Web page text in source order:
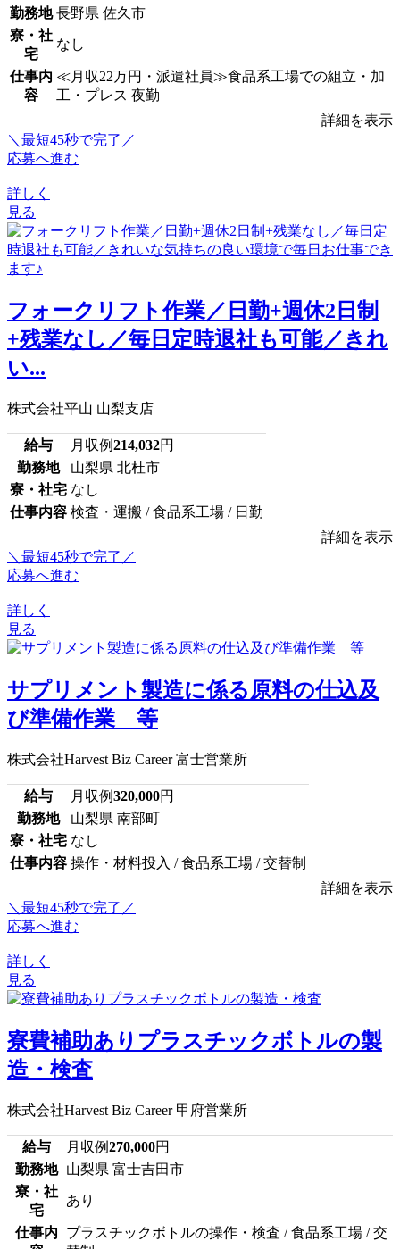
勤務地 長野県 佐久市
寮・社
宅
なし
仕事内
容
≪月収22万円・派遣社員≫食品系工場での組立・加
工・プレス 夜勤
詳細を表示
＼最短45秒で完了／
応募へ進む
詳しく
見る
フォークリフト作業／日勤+週休2日制
+残業なし／毎日定時退社も可能／きれ
い...
株式会社平山 山梨支店
給与 月収例214,032円
勤務地
山梨県 北杜市
寮・社宅 なし
仕事内容 検査・運搬 / 食品系工場 / 日勤
詳細を表示
＼最短45秒で完了／
応募へ進む
詳しく
見る
サプリメント製造に係る原料の仕込及
び準備作業 等
株式会社Harvest Biz Career 富士営業所
給与 月収例320,000円
勤務地
山梨県 南部町
寮・社宅 なし
仕事内容 操作・材料投入 / 食品系工場 / 交替制
詳細を表示
＼最短45秒で完了／
応募へ進む
詳しく
見る
寮費補助ありプラスチックボトルの製
造・検査
株式会社Harvest Biz Career 甲府営業所
給与 月収例270,000円
勤務地
山梨県 富士吉田市
寮・社
宅
あり
仕事内
プラスチックボトルの操作・検査 / 食品系工場 / 交